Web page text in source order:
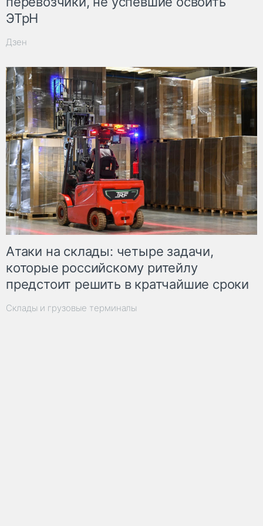
ЭТрН
Дзен
Атаки на склады: четыре задачи,
которые российскому ритейлу
предстоит решить в кратчайшие сроки
Склады и грузовые терминалы